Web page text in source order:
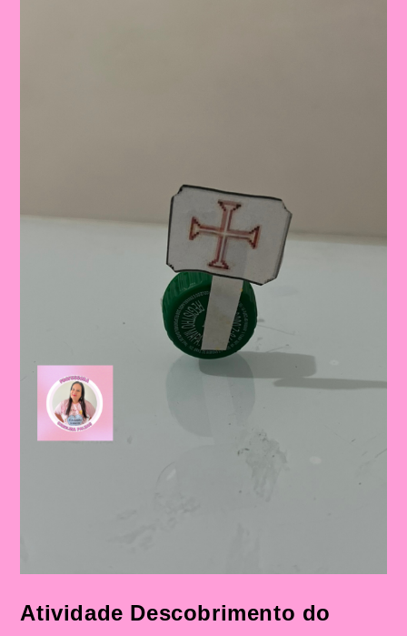
Atividade Descobrimento do